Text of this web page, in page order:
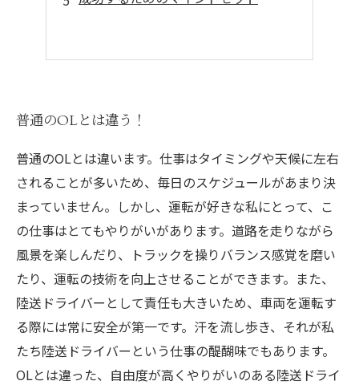
普通のOLとは違う！
普通のOLとは違います。仕事はタイミングや天候に左右
されることが多いため、毎日のスケジュールがあまり決
まっていません。しかし、運転が好きな私にとって、こ
の仕事はとてもやりがいがあります。道路を走りながら
風景を楽しんだり、トラックを操りバランス感覚を磨い
たり、運転の技術を向上させることができます。また、
陸送ドライバーとして責任も大きいため、車両を運転す
る際には常に安全が第一です。汗を流し歩き、それが私
たち陸送ドライバーという仕事の醍醐味でもあります。
OLとは違った、自由度が高くやりがいのある陸送ドライ